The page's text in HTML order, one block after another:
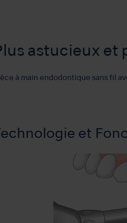
astucieux et
à main endodontique sans fil
Technologie et